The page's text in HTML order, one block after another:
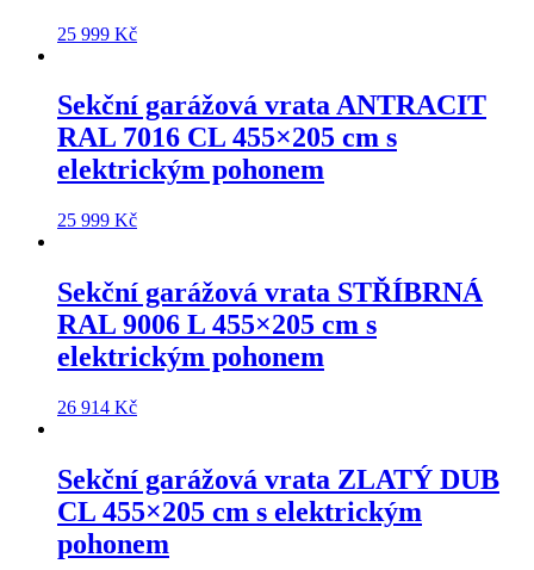
25 999 Kč
Sekční garážová vrataANTRACIT
RAL 7016 CL 455×205 cm s
elektrickým pohonem
25 999 Kč
Sekční garážová vrata STŘÍBRNÁ
RAL 9006 L 455×205 cm s
elektrickým pohonem
26 914 Kč
Sekční garážová vrata ZLATÝ DUB
CL 455×205 cm s elektrickým
pohonem